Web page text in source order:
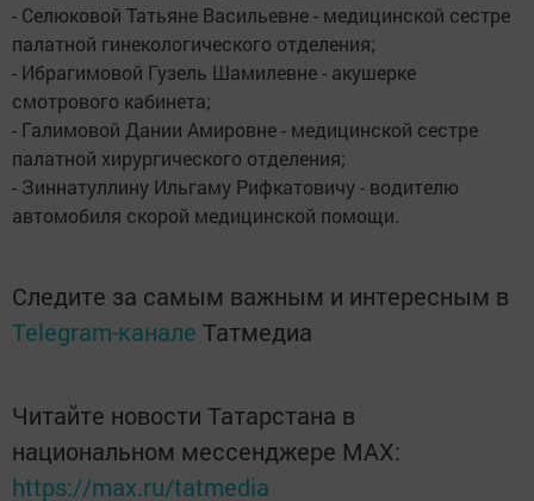
- Селюковой Татьяне Васильевне - медицинской сестре
палатной гинекологического отделения;
- Ибрагимовой Гузель Шамилевне - акушерке
смотрового кабинета;
- Галимовой Дании Амировне - медицинской сестре
палатной хирургического отделения;
- Зиннатуллину Ильгаму Рифкатовичу - водителю
автомобиля скорой медицинской помощи.
Следите за самым важным и интересным в
Telegram-канале Татмедиа
Читайте новости Татарстана в
национальном мессенджере MАХ:
https://max.ru/tatmedia